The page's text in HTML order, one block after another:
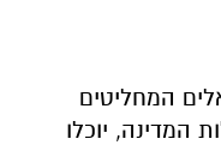
המחליטים
המדינה, יוכלו